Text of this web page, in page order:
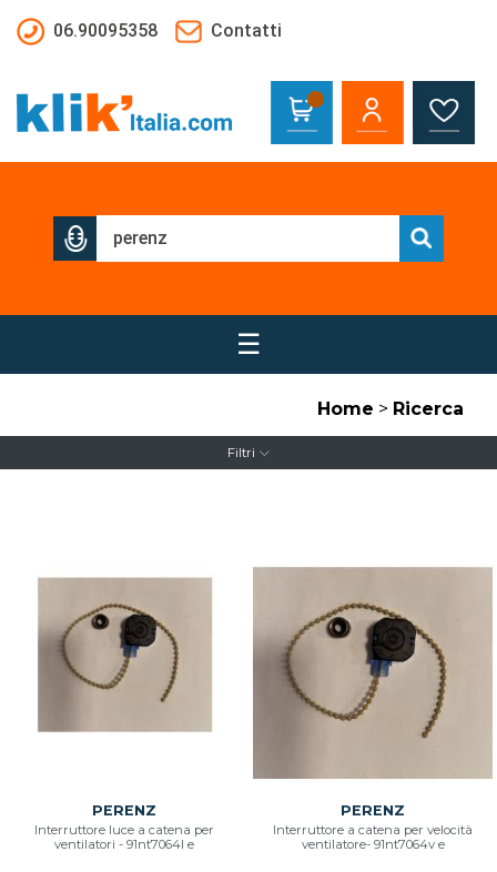
06.90095358
Contatti
☰
Home > Ricerca
Filtri
PERENZ
Interruttore luce a catena per
ventilatori - 91nt7064l e
PERENZ
Interruttore a catena per velocità
ventilatore- 91nt7064v e